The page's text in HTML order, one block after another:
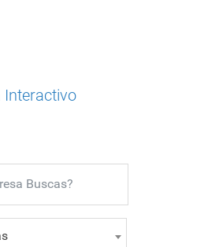
Interactivo